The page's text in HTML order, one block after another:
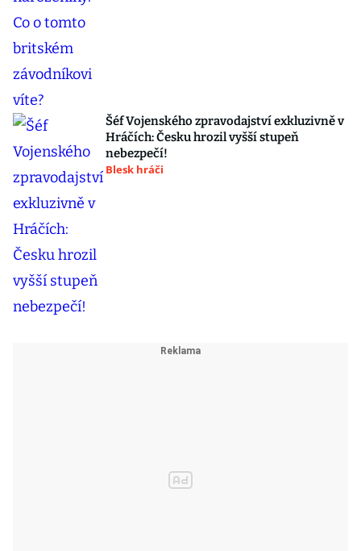
Šéf Vojenského zpravodajství exkluzivně v
Hráčích: Česku hrozil vyšší stupeň
nebezpečí!
Blesk hráči